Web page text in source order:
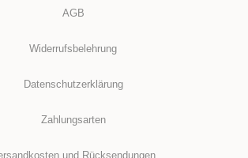
AGB
Widerrufsbelehrung
Datenschutzerklärung
Zahlungsarten
und Rücksendungen